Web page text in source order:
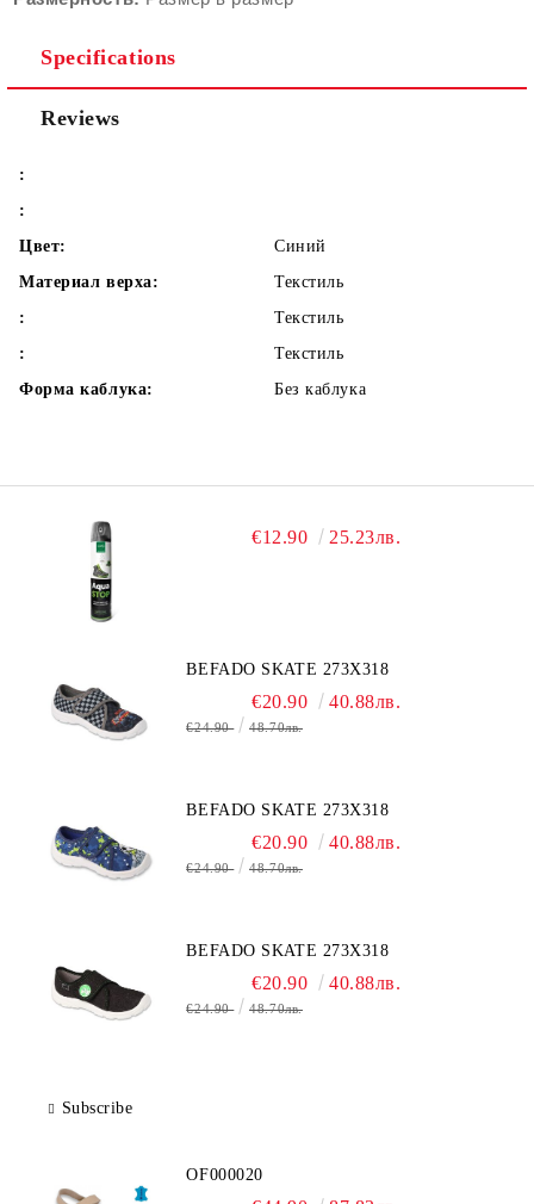
Specifications
Reviews
:
:
Цвет:
Синий
Материал верха:
Текстиль
:
Текстиль
:
Текстиль
Форма каблука:
Без каблука
€12.90 25.23лв.
BEFADO SKATE 273X318
€20.90 40.88лв.
€24.90 48.70лв.
BEFADO SKATE 273X318
€20.90 40.88лв.
€24.90 48.70лв.
BEFADO SKATE 273X318
€20.90 40.88лв.
€24.90 48.70лв.
Subscribe
OF000020